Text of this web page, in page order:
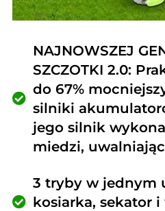
NAJNOWSZEJ
SZCZOTKI 2.0:
do 67%
silniki
jego silnik
miedzi,
3 tryby w jednym
kosiarka, sekator